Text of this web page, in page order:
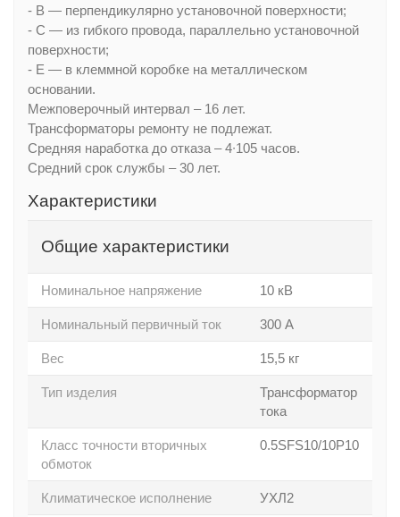
- В — перпендикулярно установочной поверхности;
- С — из гибкого провода, параллельно установочной
поверхности;
- Е — в клеммной коробке на металлическом
основании.
Межповерочный интервал – 16 лет.
Трансформаторы ремонту не подлежат.
Средняя наработка до отказа – 4∙105 часов.
Средний срок службы – 30 лет.
Характеристики
Общие характеристики
Номинальное напряжение 10 кВ
Номинальный первичный ток 300 А
Вес 15,5 кг
Тип изделия
Трансформатор
тока
Класс точности вторичных
обмоток
0.5SFS10/10P10
Климатическое исполнение УХЛ2